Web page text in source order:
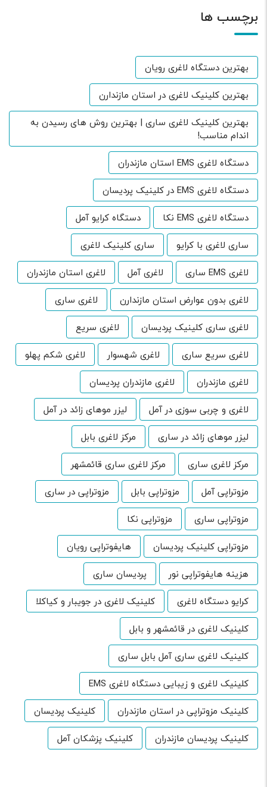
برچسب ها
بهترین دستگاه لاغری رویان
بهترین کلینیک لاغری در استان مازندارن
بهترین کلینیک لاغری ساری | بهترین روش های رسیدن به
اندام مناسب!
دستگاه لاغری EMS استان مازندران
دستگاه لاغری EMS در کلینیک پردیسان
دستگاه لاغری EMS نکا
دستگاه کرایو آمل
ساری لاغری با کرایو
ساری کلینیک لاغری
لاغری EMS ساری
لاغری آمل
لاغری استان مازندران
لاغری بدون عوارض استان مازندارن
لاغری ساری
لاغری ساری کلینیک پردیسان
لاغری سریع
لاغری سریع ساری
لاغری شهسوار
لاغری شکم پهلو
لاغری مازندران
لاغری مازندران پردیسان
لاغری و چربی سوزی در آمل
لیزر موهای زائد در آمل
لیزر موهای زائد در ساری
مرکز لاغری بابل
مرکز لاغری ساری
مرکز لاغری ساری قائمشهر
مزوتراپی آمل
مزوتراپی بابل
مزوتراپی در ساری
مزوتراپی ساری
مزوتراپی نکا
مزوتراپی کلینیک پردیسان
هایفوتراپی رویان
هزینه هایفوتراپی نور
پردیسان ساری
کرایو دستگاه لاغری
کلینیک لاغری در جویبار و کیاکلا
کلینیک لاغری در قائمشهر و بابل
کلینیک لاغری ساری آمل بابل ساری
کلینیک لاغری و زیبایی دستگاه لاغری EMS
کلینیک مزوتراپی در استان مازندران
کلینیک پردیسان
کلینیک پردیسان مازندران
کلینیک پزشکان آمل